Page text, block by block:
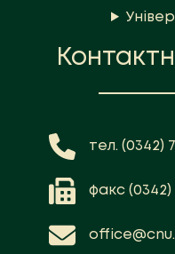
тел. (0342)
факс (0342)